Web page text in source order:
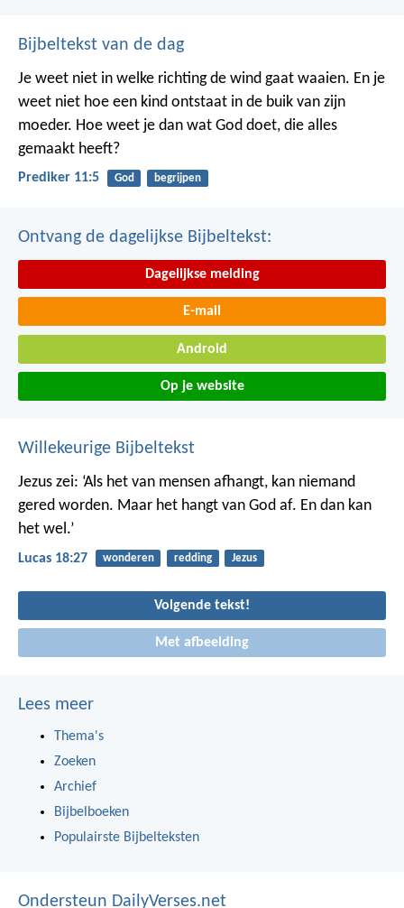
Bijbeltekst van de dag
Je weet niet in welke richting de wind gaat waaien. En je
weet niet hoe een kind ontstaat in de buik van zijn
moeder. Hoe weet je dan wat God doet, die alles
gemaakt heeft?
Prediker 11:5 God begrijpen
Ontvang de dagelijkse Bijbeltekst:
Dagelijkse melding
E-mail
Android
Op je website
Willekeurige Bijbeltekst
Jezus zei: ‘Als het van mensen afhangt, kan niemand
gered worden. Maar het hangt van God af. En dan kan
het wel.’
Lucas 18:27 wonderen redding Jezus
Volgende tekst!
Met afbeelding
Lees meer
Thema's
Zoeken
Archief
Bijbelboeken
Populairste Bijbelteksten
Ondersteun DailyVerses.net